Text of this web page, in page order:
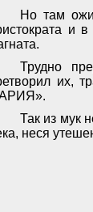
Но там
и
Трудно
их,
Так из мук
неся